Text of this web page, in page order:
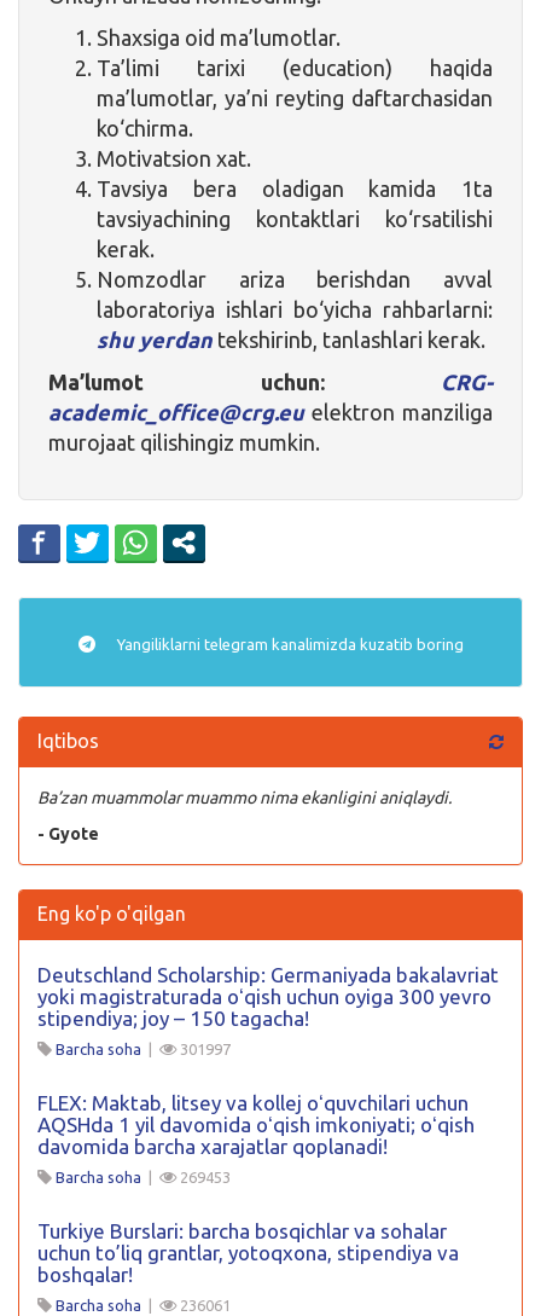
Shaxsiga oid ma’lumotlar.
Ta’limi tarixi (education) haqida
ma’lumotlar, ya’ni reyting daftarchasidan
ko‘chirma.
Motivatsion xat.
Tavsiya bera oladigan kamida 1ta
tavsiyachining kontaktlari ko‘rsatilishi
kerak.
Nomzodlar ariza berishdan avval
laboratoriya ishlari bo‘yicha rahbarlarni:
shu yerdan tekshirinb, tanlashlari kerak.
Ma’lumot uchun:
CRG-
academic_office@crg.euelektron manziliga
murojaat qilishingiz mumkin.
Yangiliklarni telegram kanalimizda kuzatib boring
Iqtibos
Ba’zan muammolar muammo nima ekanligini aniqlaydi.
- Gyote
Eng ko'p o'qilgan
Deutschland Scholarship: Germaniyada bakalavriat
yoki magistraturada oʻqish uchun oyiga 300 yevro
stipendiya; joy – 150 tagacha!
Barcha soha | 301997
FLEX: Maktab, litsey va kollej oʻquvchilari uchun
AQSHda 1 yil davomida oʻqish imkoniyati; oʻqish
davomida barcha xarajatlar qoplanadi!
Barcha soha | 269453
Turkiye Burslari: barcha bosqichlar va sohalar
uchun to’liq grantlar, yotoqxona, stipendiya va
boshqalar!
Barcha soha | 236061